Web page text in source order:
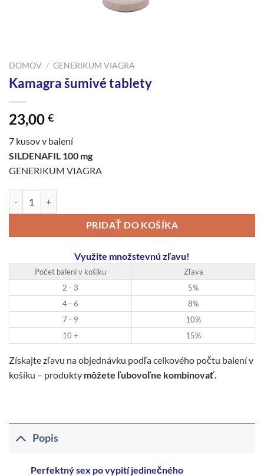
DOMOV / GENERIKUM VIAGRA
Kamagra šumivé tablety
23,00 €
7 kusov v balení
SILDENAFIL 100 mg
GENERIKUM VIAGRA
PRIDAŤ DO KOŠÍKA
Využite množstevnú zľavu!
Počet balení v košíku
Zľava
2 - 3
5%
4 - 6
8%
7 - 9
10%
10 +
15%
Získajte zľavu na objednávku podľa celkového počtu balení v
košíku – produkty môžete ľubovoľne kombinovať.
Popis
Perfektný sex po vypití jedinečného